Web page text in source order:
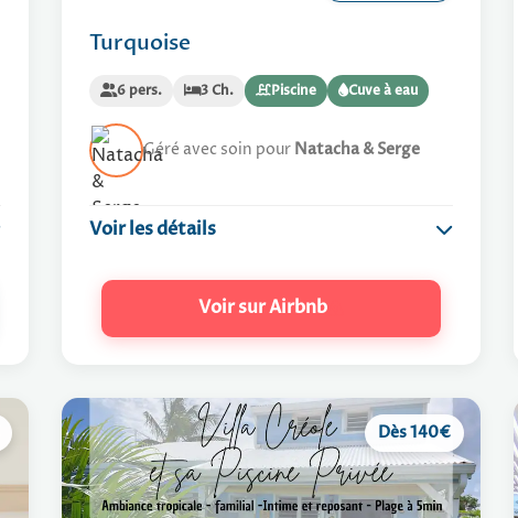
Turquoise
6 pers. 3 Ch. Piscine Cuve à eau
Géré avec soin pour Natacha & Serge
Voir les détails
Villa au calme
Wifi gratuit
GUIDE PRATIQUE
Voir sur Airbnb
Dès 140€